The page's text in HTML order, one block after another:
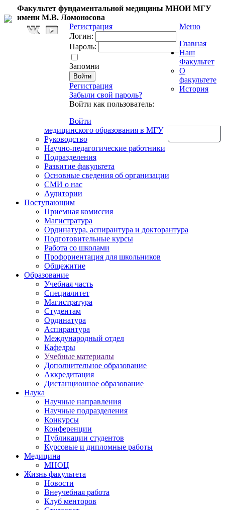
Факультет фундаментальной медицины МНОИ МГУ
имени М.В. Ломоносова
Регистрация
Логин:
Пароль:
Запомни
Регистрация
Забыли свой пароль?
Войти как пользователь:
Войти
Меню
Главная
Наш
Факультет
О
факультете
История
медицинского образования в МГУ
Руководство
Научно-педагогические работники
Подразделения
Развитие факультета
Основные сведения об организации
СМИ о нас
Аудитории
Поступающим
Приемная комиссия
Магистратура
Ординатура, аспирантура и докторантура
Подготовительные курсы
Работа со школами
Профориентация для школьников
Общежитие
Образование
Учебная часть
Специалитет
Магистратура
Студентам
Ординатура
Аспирантура
Международный отдел
Кафедры
Учебные материалы
Дополнительное образование
Аккредитация
Дистанционное образование
Наука
Научные направления
Научные подразделения
Конкурсы
Конференции
Публикации студентов
Курсовые и дипломные работы
Медицина
МНОЦ
Жизнь факультета
Новости
Внеучебная работа
Клуб менторов